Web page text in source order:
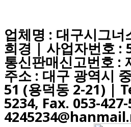
업체명 : 대구시그
희경 | 사업자번호 :
통신판매신고번호 :
주소 : 대구 광역시
51 (용덕동 2-21) |
5234, Fax. 053-